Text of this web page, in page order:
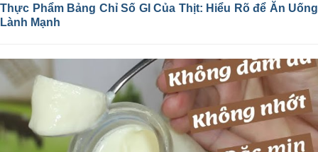
Thực Phẩm Bảng Chỉ Số GI Của Thịt: Hiểu Rõ để Ăn Uống
Lành Mạnh